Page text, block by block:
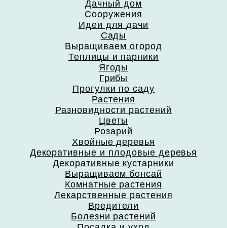
Дачный дом
Сооружения
Идеи для дачи
Сады
Выращиваем огород
Теплицы и парники
Ягоды
Грибы
Прогулки по саду
Растения
Разновидности растений
Цветы
Розарий
Хвойные деревья
Декоративные и плодовые деревья
Декоративные кустарники
Выращиваем бонсай
Комнатные растения
Лекарственные растения
Вредители
Болезни растений